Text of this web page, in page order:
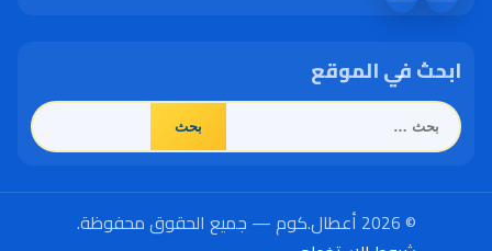
ابحث في الموقع
البحث
عن:
© 2026 أعطال.كوم — جميع الحقوق محفوظة.